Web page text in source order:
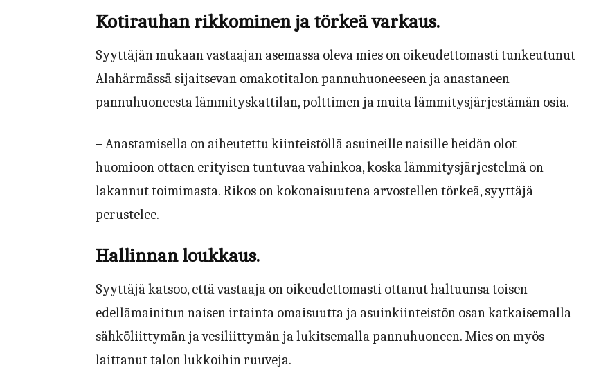
Kotirauhan rikkominen ja törkeä varkaus.
Syyttäjän mukaan vastaajan asemassa oleva mies on oikeudettomasti tunkeutunut
Alahärmässä sijaitsevan omakotitalon pannuhuoneeseen ja anastaneen
pannuhuoneesta lämmityskattilan, polttimen ja muita lämmitysjärjestämän osia.
– Anastamisella on aiheutettu kiinteistöllä asuineille naisille heidän olot
huomioon ottaen erityisen tuntuvaa vahinkoa, koska lämmitysjärjestelmä on
lakannut toimimasta. Rikos on kokonaisuutena arvostellen törkeä, syyttäjä
perustelee.
Hallinnan loukkaus.
Syyttäjä katsoo, että vastaaja on oikeudettomasti ottanut haltuunsa toisen
edellämainitun naisen irtainta omaisuutta ja asuinkiinteistön osan katkaisemalla
sähköliittymän ja vesiliittymän ja lukitsemalla pannuhuoneen. Mies on myös
laittanut talon lukkoihin ruuveja.